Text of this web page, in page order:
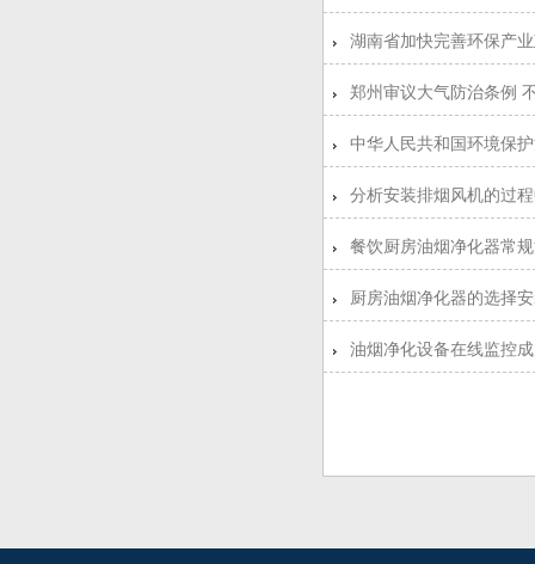
湖南省加快完善环保产
郑州审议大气防治条例
中华人民共和国环境保
分析安装排烟风机的过
餐饮厨房油烟净化器常
厨房油烟净化器的选择
油烟净化设备在线监控